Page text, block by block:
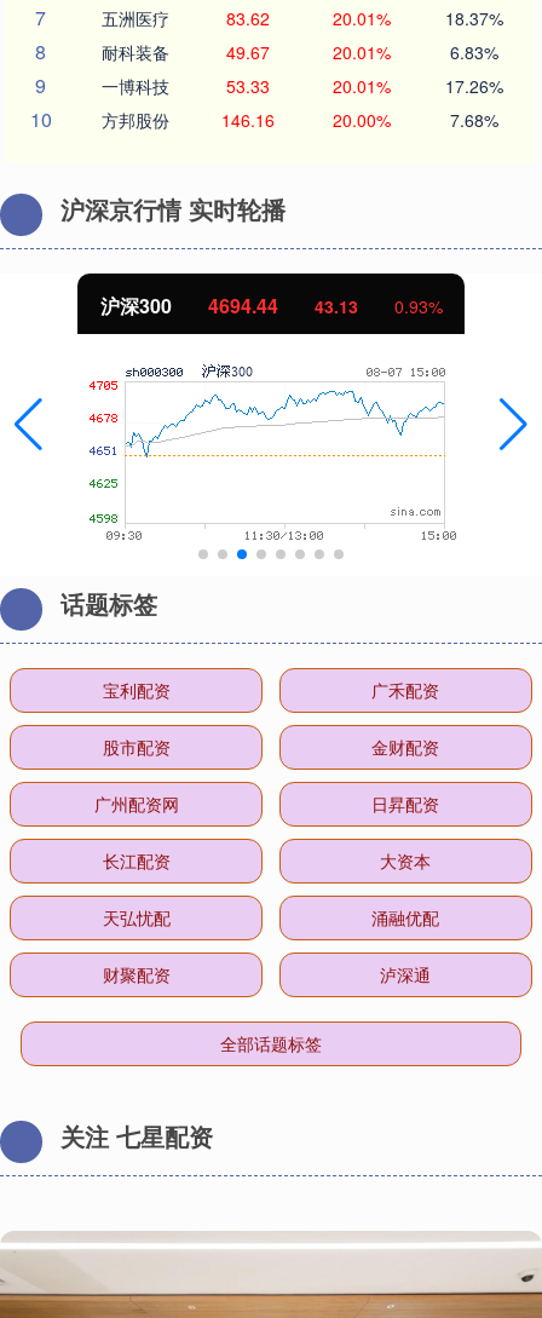
7 五洲医疗 83.62 20.01% 18.37%
8 耐科装备 49.67 20.01% 6.83%
9 一博科技 53.33 20.01% 17.26%
10 方邦股份 146.16 20.00% 7.68%
沪深京行情 实时轮播
北证50 1134.24 11.37 1.01%
话题标签
宝利配资 广禾配资
股市配资 金财配资
广州配资网 日昇配资
长江配资 大资本
天弘忧配 涌融优配
财聚配资 泸深通
全部话题标签
关注 七星配资